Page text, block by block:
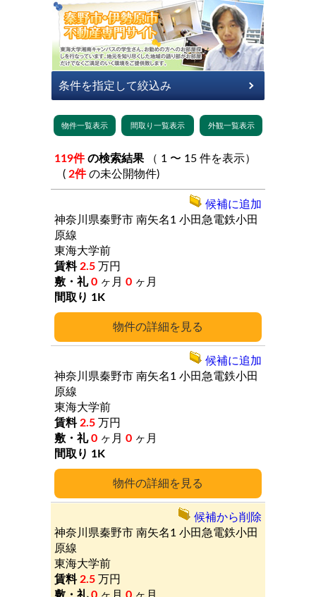
119件 の検索結果
( 2件 の未公開物件)
詳細
神奈川県秦野市 南矢名1 小田急電鉄小田
原線
東海大学前
2.5 万円
0 ヶ月 0 ヶ月
1K
候補に追加
詳細
神奈川県秦野市 南矢名1 小田急電鉄小田
原線
東海大学前
2.5 万円
0 ヶ月 0 ヶ月
1K
候補に追加
神奈川県秦野市 南矢名1 小田急電鉄小田
原線
東海大学前
2.5 万円
候補から削除